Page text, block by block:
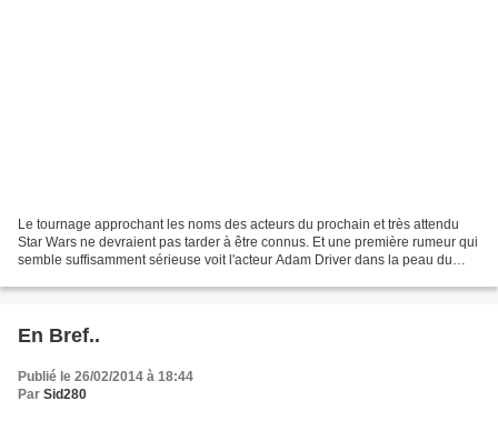
Le tournage approchant les noms des acteurs du prochain et très attendu
Star Wars ne devraient pas tarder à être connus. Et une première rumeur qui
semble suffisamment sérieuse voit l'acteur Adam Driver dans la peau du
En Bref..
Publié le 26/02/2014 à 18:44
Par Sid280